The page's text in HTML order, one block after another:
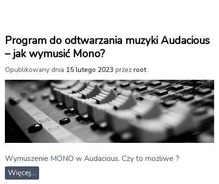
Program do odtwarzania muzyki Audacious
– jak wymusić Mono?
Opublikowany dnia 15 lutego 2023 przez root
Wymuszenie MONO w Audacious. Czy to możliwe ?
Więcej…